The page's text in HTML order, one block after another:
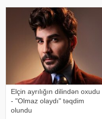
tərkibli olduğ
Elçin ayrılığın dilindən oxudu
- "Olmaz olaydı" təqdim
olundu